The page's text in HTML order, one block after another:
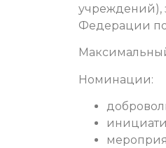
учреждений),
Федерации
Номинации: